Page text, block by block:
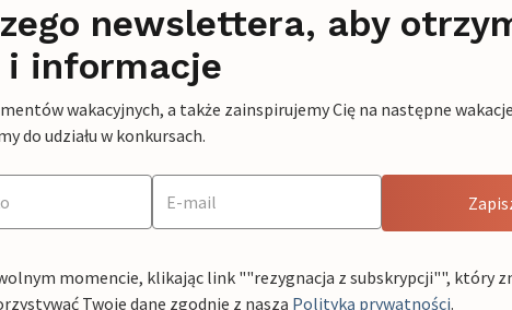
newslettera, aby
informacje
wakacyjnych, a także zainspirujemy Cię na następne
do udziału w konkursach.
momencie, klikając link ""rezygnacja z subskrypcji"", który
Twoje dane zgodnie z naszą Polityką prywatności.